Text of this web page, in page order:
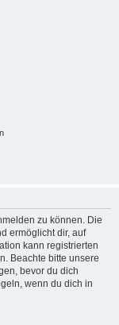
zu können. Die
ermöglicht dir, auf
kann registrierten
Beachte bitte unsere
bevor du dich
wenn du dich in